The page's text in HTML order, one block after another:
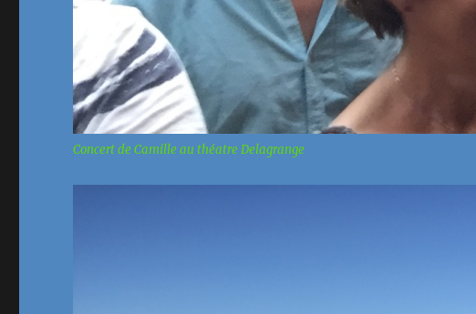
Concert de Camille au théatre Delagrange